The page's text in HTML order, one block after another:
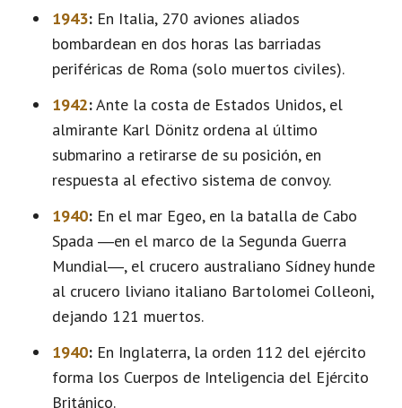
1943: En Italia, 270 aviones aliados
bombardean en dos horas las barriadas
periféricas de Roma (solo muertos civiles).
1942:Ante la costa de Estados Unidos, el
almirante Karl Dönitz ordena al último
submarino a retirarse de su posición, en
respuesta al efectivo sistema de convoy.
1940: En el mar Egeo, en la batalla de Cabo
Spada ―en el marco de la Segunda Guerra
Mundial―, el crucero australiano Sídney hunde
al crucero liviano italiano Bartolomei Colleoni,
dejando 121 muertos.
1940: En Inglaterra, la orden 112 del ejército
forma los Cuerpos de Inteligencia del Ejército
Británico.